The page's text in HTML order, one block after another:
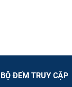
BỘ ĐẾM TRUY CẬP